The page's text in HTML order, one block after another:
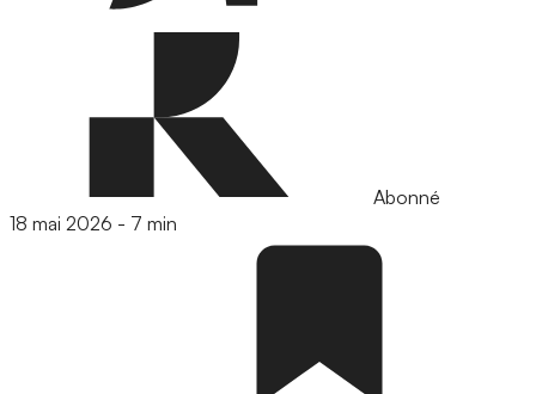
Abonné
18 mai 2026 - 7 min